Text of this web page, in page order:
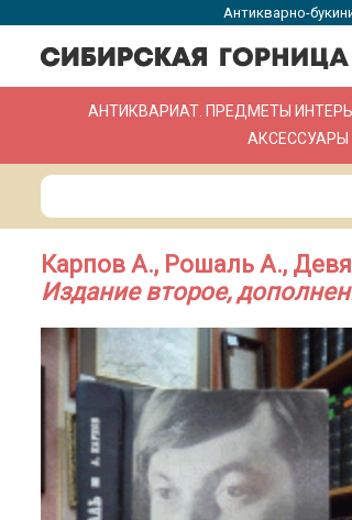
Антикварно-
АНТИКВАРИАТ. ПРЕДМЕТЫ
Карпов А., Рошаль А.,
Издание второе,